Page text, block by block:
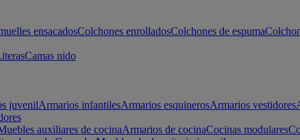
ensacadosColchones enrolladosColchones de espuma
Camas nido
juvenilArmarios infantilesArmarios esquinerosArmarios vestidores
auxiliares de cocinaArmarios de cocinaCocinas modulares